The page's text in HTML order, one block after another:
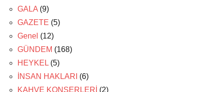
GALA (9)
GAZETE (5)
Genel (12)
GÜNDEM (168)
HEYKEL (5)
İNSAN HAKLARI (6)
KAHVE KONSERLERİ (2)